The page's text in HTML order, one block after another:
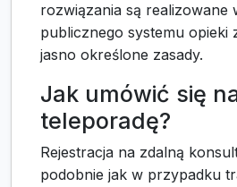
rozwiązania są realizowane
publicznego systemu opieki
jasno określone zasady.
Jak umówić się
teleporadę?
Rejestracja na zdalną
podobnie jak w przypadku